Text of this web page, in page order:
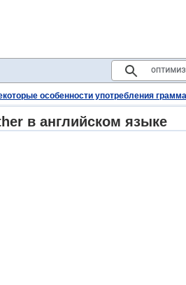
особенности употребления
в английском языке